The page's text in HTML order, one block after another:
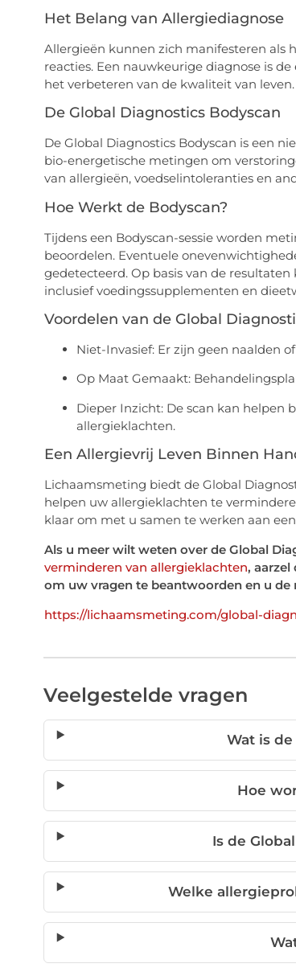
Het Belang van Allergiediagnose
Allergieën kunnen zich manifesteren als
reacties. Een nauwkeurige diagnose is
het verbeteren van de kwaliteit van leven.
De Global Diagnostics Bodyscan
De Global Diagnostics Bodyscan is een
bio-energetische metingen om
van allergieën, voedselintoleranties en
Hoe Werkt de Bodyscan?
Tijdens een Bodyscan-sessie worden
beoordelen. Eventuele
gedetecteerd. Op basis van de
inclusief voedingssupplementen en
Voordelen van de Global
Niet-Invasief: Er zijn geen naalden
Op Maat Gemaakt:
Dieper Inzicht: De scan kan helpen
allergieklachten.
Een Allergievrij Leven Binnen
Lichaamsmeting biedt de Global
helpen uw allergieklachten te
klaar om met u samen te werken aan
Als u meer wilt weten over de Global
verminderen van allergieklachten,
om uw vragen te beantwoorden en u de
https://lichaamsmeting.com/global-
Veelgestelde vragen
Wat is
Hoe
Is de
Welke